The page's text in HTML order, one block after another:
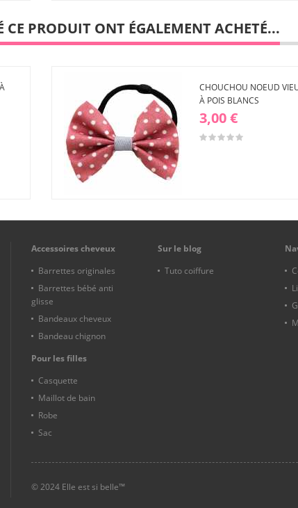
d'envies
CE PRODUIT ONT ÉGALEMENT ACHETÉ...
CHOUCHOU NOEUD
À POIS BLANCS
3,00 €
Accessoires cheveux
Barrettes originales
Barrettes bébé anti
glisse
Bandeaux cheveux
Bandeau chignon
Pour les filles
Casquette
Maillot de bain
Robe
Sac
Sur le blog
Tuto coiffure
© 2024 Elle est si belle™